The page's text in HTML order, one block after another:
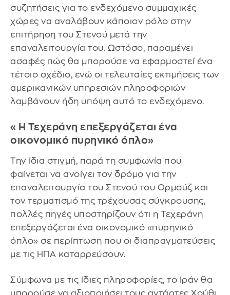
συζητήσεις για το ενδεχόμενο συμμαχικές
χώρες να αναλάβουν κάποιον ρόλο στην
επιτήρηση του Στενού μετά την
επαναλειτουργία του. Ωστόσο, παραμένει
ασαφές πώς θα μπορούσε να εφαρμοστεί ένα
τέτοιο σχέδιο, ενώ οι τελευταίες εκτιμήσεις των
αμερικανικών υπηρεσιών πληροφοριών
λαμβάνουν ήδη υπόψη αυτό το ενδεχόμενο.
«Η Τεχεράνη επεξεργάζεται ένα
οικονομικό πυρηνικό όπλο»
Την ίδια στιγμή, παρά τη συμφωνία που
φαίνεται να ανοίγει τον δρόμο για την
επαναλειτουργία του Στενού του Ορμούζ και
τον τερματισμό της τρέχουσας σύγκρουσης,
πολλές πηγές υποστηρίζουν ότι η Τεχεράνη
επεξεργάζεται ένα οικονομικό «πυρηνικό
όπλο» σε περίπτωση που οι διαπραγματεύσεις
με τις ΗΠΑ καταρρεύσουν.
Σύμφωνα με τις ίδιες πληροφορίες, το Ιράν θα
μπορούσε να αξιοποιήσει τους αντάρτες Χούθι